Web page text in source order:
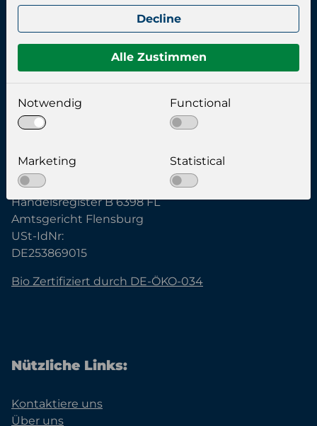
Bürozeit:
Montag bis Donnerstag:08.00-15.00 Uhr
Freitag:08.00-14.00 Uhr
Impressum:
Geschäftsführer:
Kenneth Holm Hynkemejer
Handelsregister B 6398 FL
Amtsgericht Flensburg
USt-IdNr:
DE253869015
Bio Zertifiziert durch DE-ÖKO-034
Nützliche Links:
Kontaktiere uns
Über uns
Decline
Alle Zustimmen
Notwendig Functional
Marketing Statistical